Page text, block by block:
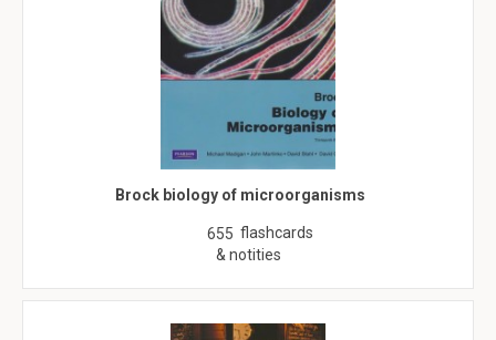
Brock biology of microorganisms
655 flashcards
& notities